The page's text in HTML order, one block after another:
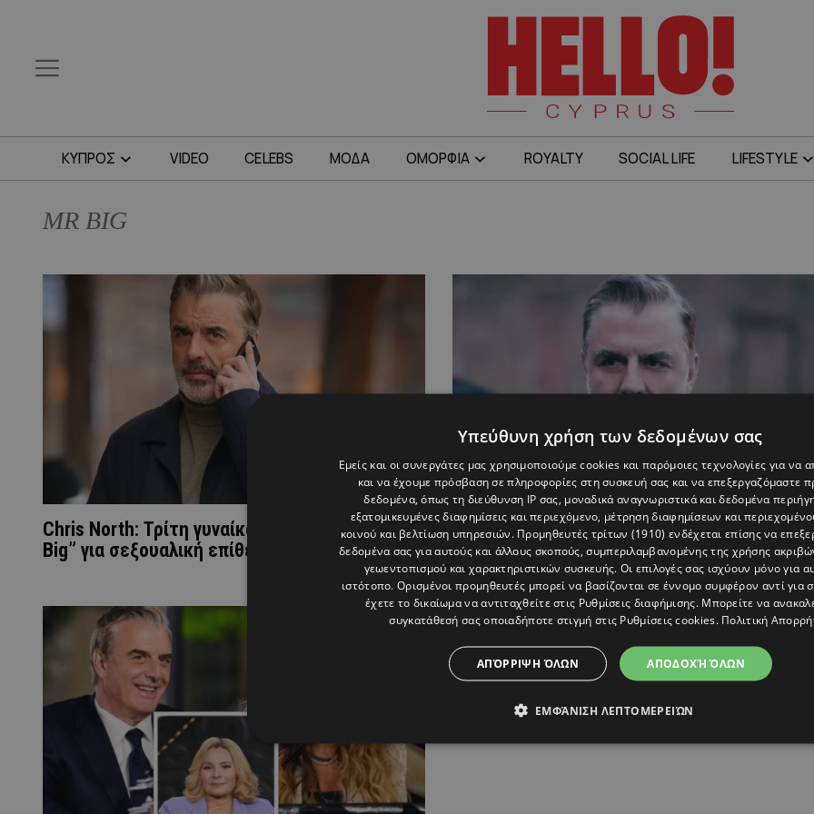
ΚΥΠΡΟΣ VIDEO CELEBS ΜΟΔΑ ΟΜΟΡΦΙΑ ROYALTY SOCIAL LIFE LIFESTYLE
MR BIG
Chris North: Τρίτη γυναίκα καταγγέλλει τον “Mr
Big” για σεξουαλική επίθεση
Chris Noth: O πρωταγωνιστής του "Sex &
City" κατηγορείται για σεξουαλική
παρενόχληση – Η απάντησή του
Υπεύθυνη χρήση των δεδομένων σας
Εμείς και οι συνεργάτες μας χρησιμοποιούμε cookies και παρόμοιες τεχνολογίες για να
και να έχουμε πρόσβαση σε πληροφορίες στη συσκευή σας και να επεξεργαζόμαστε
δεδομένα, όπως τη διεύθυνση IP σας, μοναδικά αναγνωριστικά και δεδομένα
εξατομικευμένες διαφημίσεις και περιεχόμενο, μέτρηση διαφημίσεων και
κοινού και βελτίωση υπηρεσιών. Προμηθευτές τρίτων (1910) ενδέχεται επίσης να
δεδομένα σας για αυτούς και άλλους σκοπούς, συμπεριλαμβανομένης της χρήσης
γεωεντοπισμού και χαρακτηριστικών συσκευής. Οι επιλογές σας ισχύουν μόνο για
ιστότοπο. Ορισμένοι προμηθευτές μπορεί να βασίζονται σε έννομο συμφέρον αντί για
έχετε το δικαίωμα να αντιταχθείτε στις Ρυθμίσεις διαφήμισης. Μπορείτε να
συγκατάθεσή σας οποιαδήποτε στιγμή στις Ρυθμίσεις cookies. Πολιτική
ΑΠΟΔΟΧΉ ΌΛΩΝ
ΑΠΌΡΡΙΨΗ ΌΛΩΝ
ΕΜΦΆΝΙΣΗ ΛΕΠΤΟΜΕΡΕΙΏΝ